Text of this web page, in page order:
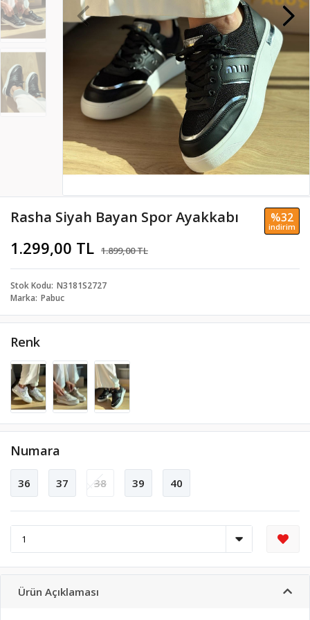
Rasha Siyah Bayan Spor Ayakkabı
1.299,00 TL 1.899,00 TL
%32
i̇ndi̇ri̇m
Stok Kodu N3181S2727
Marka Pabuc
Renk
Numara
36 37 38 39 40
Ürün Açıklaması